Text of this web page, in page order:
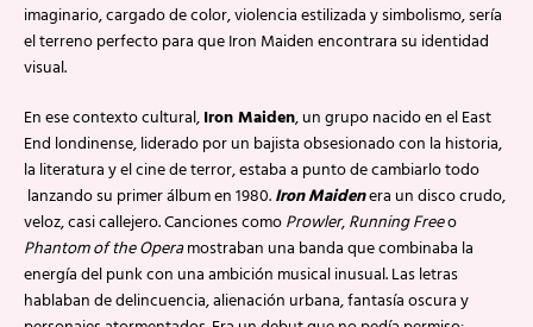
imaginario, cargado de color, violencia estilizada y simbolismo, sería
el terreno perfecto para que Iron Maiden encontrara su identidad
visual.
En ese contexto cultural,Iron Maiden, un grupo nacido en el East
End londinense, liderado por un bajista obsesionado con la historia,
la literatura y el cine de terror, estaba a punto de cambiarlo todo
lanzando su primer álbum en 1980.Iron Maidenera un disco crudo,
veloz, casi callejero. Canciones comoProwler,Running Freeo
Phantom of the Operamostraban una banda que combinaba la
energía del punk con una ambición musical inusual. Las letras
hablaban de delincuencia, alienación urbana, fantasía oscura y